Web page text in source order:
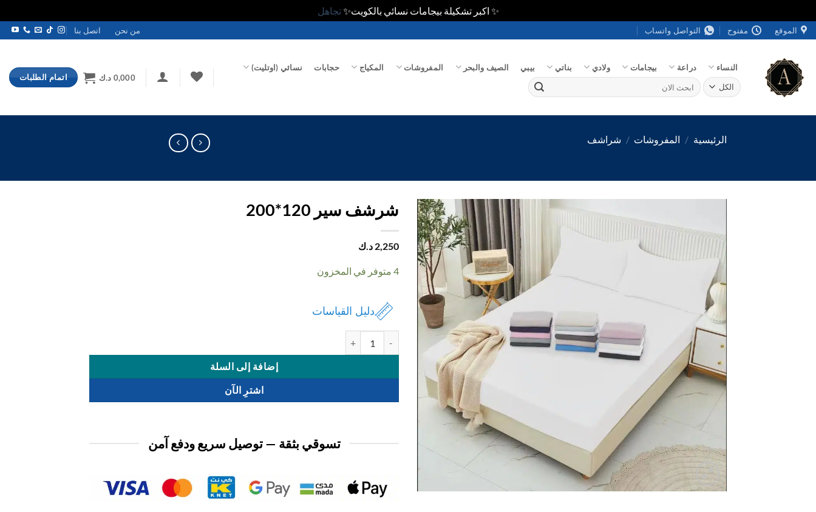
✨ اكبر تشكيلة بيجامات نسائي بالكويت✨تجاهل
تخطي
للمحتوى
الموقع مفتوح التواصل واتساب من نحن اتصل بنا
النساء دراعة بيجامات ولادي بناتي بيبي الصيف والبحر المفروشات المكياج حجابات نسائي (اوتليت)
البحث
عن:
0,000 د.ك اتمام الطلبات
الرئيسية / المفروشات / شراشف
اضف
الي
المفضلة
شرشف سير 120*200
2,250 د.ك
4 متوفر في المخزون
دليل القياسات
إضافة إلى السلة
اشترِ الآن
تسوقي بثقة — توصيل سريع ودفع آمن